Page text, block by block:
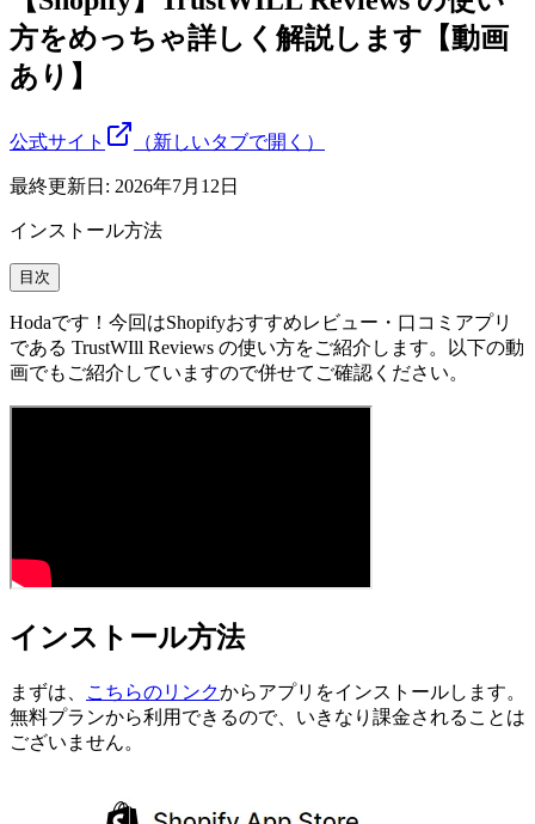
方をめっちゃ詳しく解説します【動画
あり】
公式サイト （新しいタブで開く）
最終更新日: 2026年7月12日
インストール方法
目次
Hodaです！今回はShopifyおすすめレビュー・口コミアプリ
である TrustWIll Reviews の使い方をご紹介します。以下の動
画でもご紹介していますので併せてご確認ください。
インストール方法
まずは、 こちらのリンクからアプリをインストールします。
無料プランから利用できるので、いきなり課金されることは
ございません。